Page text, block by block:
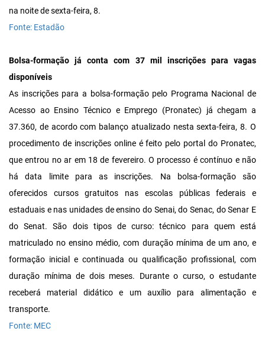
na noite de sexta-feira, 8.
Fonte: Estadão
Bolsa-formação já conta com 37 mil inscrições para vagas
disponíveis
As inscrições para a bolsa-formação pelo Programa Nacional de
Acesso ao Ensino Técnico e Emprego (Pronatec) já chegam a
37.360, de acordo com balanço atualizado nesta sexta-feira, 8. O
procedimento de inscrições online é feito pelo portal do Pronatec,
que entrou no ar em 18 de fevereiro. O processo é contínuo e não
há data limite para as inscrições. Na bolsa-formação são
oferecidos cursos gratuitos nas escolas públicas federais e
estaduais e nas unidades de ensino do Senai, do Senac, do Senar E
do Senat. São dois tipos de curso: técnico para quem está
matriculado no ensino médio, com duração mínima de um ano, e
formação inicial e continuada ou qualificação profissional, com
duração mínima de dois meses. Durante o curso, o estudante
receberá material didático e um auxílio para alimentação e
transporte.
Fonte: MEC